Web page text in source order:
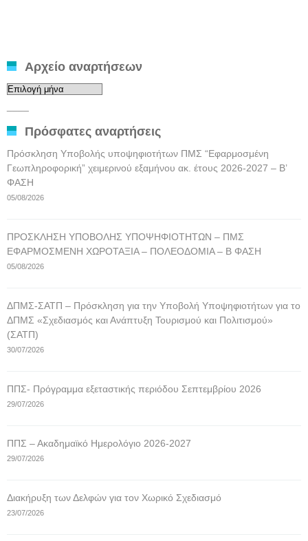
Αρχείο αναρτήσεων
Αρχείο
Πρόσφατες αναρτήσεις
Πρόσκληση Υποβολής υποψηφιοτήτων ΠΜΣ “Εφαρμοσμένη
Γεωπληροφορική” χειμερινού εξαμήνου ακ. έτους 2026-2027 – Β’
ΦΑΣΗ
05/08/2026
ΠΡΟΣΚΛΗΣΗ ΥΠΟΒΟΛΗΣ ΥΠΟΨΗΦΙΟΤΗΤΩΝ – ΠΜΣ
ΕΦΑΡΜΟΣΜΕΝΗ ΧΩΡΟΤΑΞΙΑ – ΠΟΛΕΟΔΟΜΙΑ – Β ΦΑΣΗ
05/08/2026
ΔΠΜΣ-ΣΑΤΠ – Πρόσκληση για την Υποβολή Υποψηφιοτήτων για το
ΔΠΜΣ «Σχεδιασμός και Ανάπτυξη Τουρισμού και Πολιτισμού»
(ΣΑΤΠ)
30/07/2026
ΠΠΣ- Πρόγραμμα εξεταστικής περιόδου Σεπτεμβρίου 2026
29/07/2026
ΠΠΣ – Ακαδημαϊκό Ημερολόγιο 2026-2027
29/07/2026
Διακήρυξη των Δελφών για τον Χωρικό Σχεδιασμό
23/07/2026